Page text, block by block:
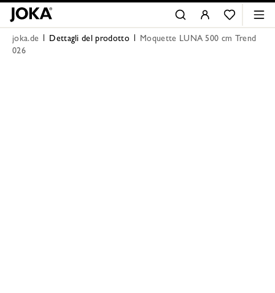
joka.de Dettagli del prodotto
Moquette LUNA 500 cm Trend
026